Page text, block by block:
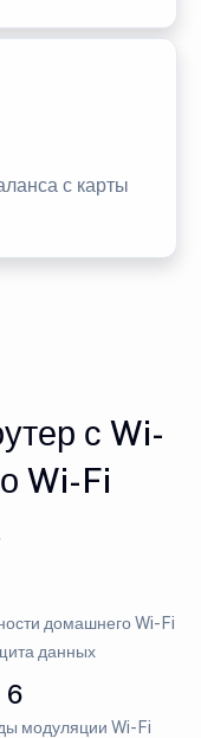
с карты
с Wi-
Wi-Fi
домашнего Wi-Fi
данных
6
модуляции Wi-Fi